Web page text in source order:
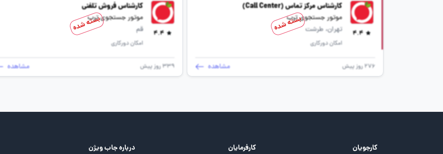
4.4
کارشناس مرکز تماس (Call Center)
موتور جستجوی ترب
تهران، طرشت
امکان دورکاری
276 روز پیش مشاهده
بسته شده 4.4
کارشناس فروش تلفنی
موتور جستجوی ترب
قم
امکان دورکاری
339 روز پیش مشاهده
بسته شده
کارجویان کارفرمایان درباره جاب ویژن